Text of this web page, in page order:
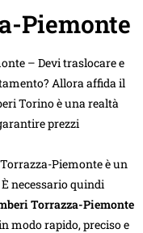
Piemonte
– Devi traslocare e
Allora affida il
Torino è una realtà
prezzi
Piemonte è un
necessario quindi
Torrazza-Piemonte
modo rapido, preciso e